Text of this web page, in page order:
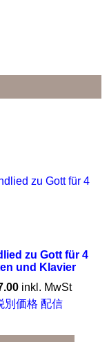
zu Gott für 4
und Klavier
inkl. MwSt
別価格 配信